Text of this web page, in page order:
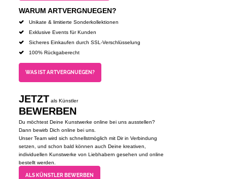
WARUM ARTVERGNUEGEN?
Unikate & limitierte Sonderkollektionen
Exklusive Events für Kunden
Sicheres Einkaufen durch SSL-Verschlüsselung
100% Rückgaberecht
WAS IST ARTVERGNUEGEN?
JETZT als Künstler
BEWERBEN
Du möchtest Deine Kunstwerke online bei uns ausstellen?
Dann bewirb Dich online bei uns.
Unser Team wird sich schnellstmöglich mit Dir in Verbindung
setzen, und schon bald können auch Deine kreativen,
individuellen Kunstwerke von Liebhabern gesehen und online
bestellt werden.
ALS KÜNSTLER BEWERBEN